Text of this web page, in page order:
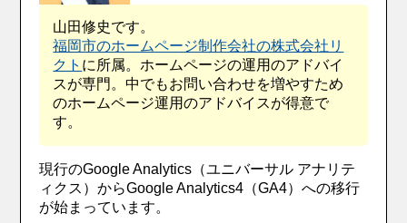
山田修史です。
福岡市のホームページ制作会社の株式会社リ
クト に所属。ホームページの運用のアドバイ
スが専門。中でもお問い合わせを増やすため
のホームページ運用のアドバイスが得意で
す。
現行のGoogle Analytics（ユニバーサル アナリテ
ィクス）からGoogle Analytics4（GA4）への移行
が始まっています。